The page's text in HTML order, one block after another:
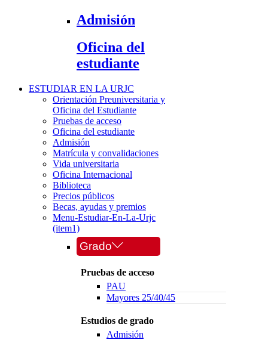
Admisión
Oficina del
estudiante
ESTUDIAR EN LA URJC
Orientación Preuniversitaria y
Oficina del Estudiante
Pruebas de acceso
Oficina del estudiante
Admisión
Matrícula y convalidaciones
Vida universitaria
Oficina Internacional
Biblioteca
Precios públicos
Becas, ayudas y premios
Menu-Estudiar-En-La-Urjc
(item1)
Grado
Pruebas de acceso
PAU
Mayores 25/40/45
Estudios de grado
Admisión